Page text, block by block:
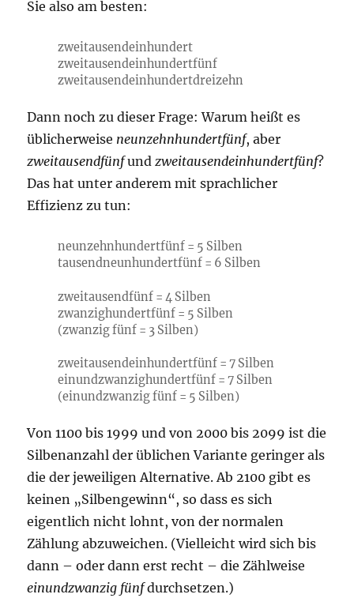
Sie also am besten:
zweitausendeinhundert
zweitausendeinhundertfünf
zweitausendeinhundertdreizehn
Dann noch zu dieser Frage: Warum heißt es
üblicherweise neunzehnhundertfünf, aber
zweitausendfünfundzweitausendeinhundertfünf?
Das hat unter anderem mit sprachlicher
Effizienz zu tun:
neunzehnhundertfünf = 5 Silben
tausendneunhundertfünf = 6 Silben
zweitausendfünf = 4 Silben
zwanzighundertfünf = 5 Silben
(zwanzig fünf = 3 Silben)
zweitausendeinhundertfünf = 7 Silben
einundzwanzighundertfünf = 7 Silben
(einundzwanzig fünf = 5 Silben)
Von 1100 bis 1999 und von 2000 bis 2099 ist die
Silbenanzahl der üblichen Variante geringer als
die der jeweiligen Alternative. Ab 2100 gibt es
keinen „Silbengewinn“, so dass es sich
eigentlich nicht lohnt, von der normalen
Zählung abzuweichen. (Vielleicht wird sich bis
dann – oder dann erst recht – die Zählweise
einundzwanzig fünfdurchsetzen.)